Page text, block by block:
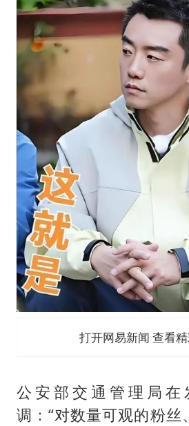
打开网易新闻 查看
公安部交通管理局在
调：“对数量可观的粉丝